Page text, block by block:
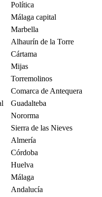
Política
Málaga capital
Marbella
Alhaurín de la Torre
Cártama
Mijas
Torremolinos
Comarca de Antequera
Guadalteba
Nororma
Sierra de las Nieves
Almería
Córdoba
Huelva
Málaga
Andalucía